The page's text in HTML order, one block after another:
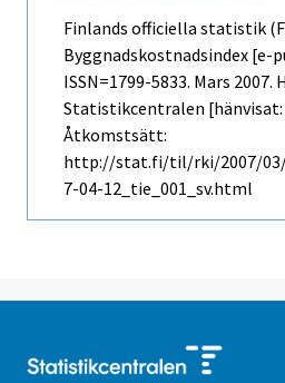
Finlands officiella statistik
Byggnadskostnadsindex [e-
ISSN=1799-5833. Mars 2007.
Statistikcentralen [hänvisat:
Åtkomstsätt:
http://stat.fi/til/rki/2007/03/
7-04-12_tie_001_sv.html